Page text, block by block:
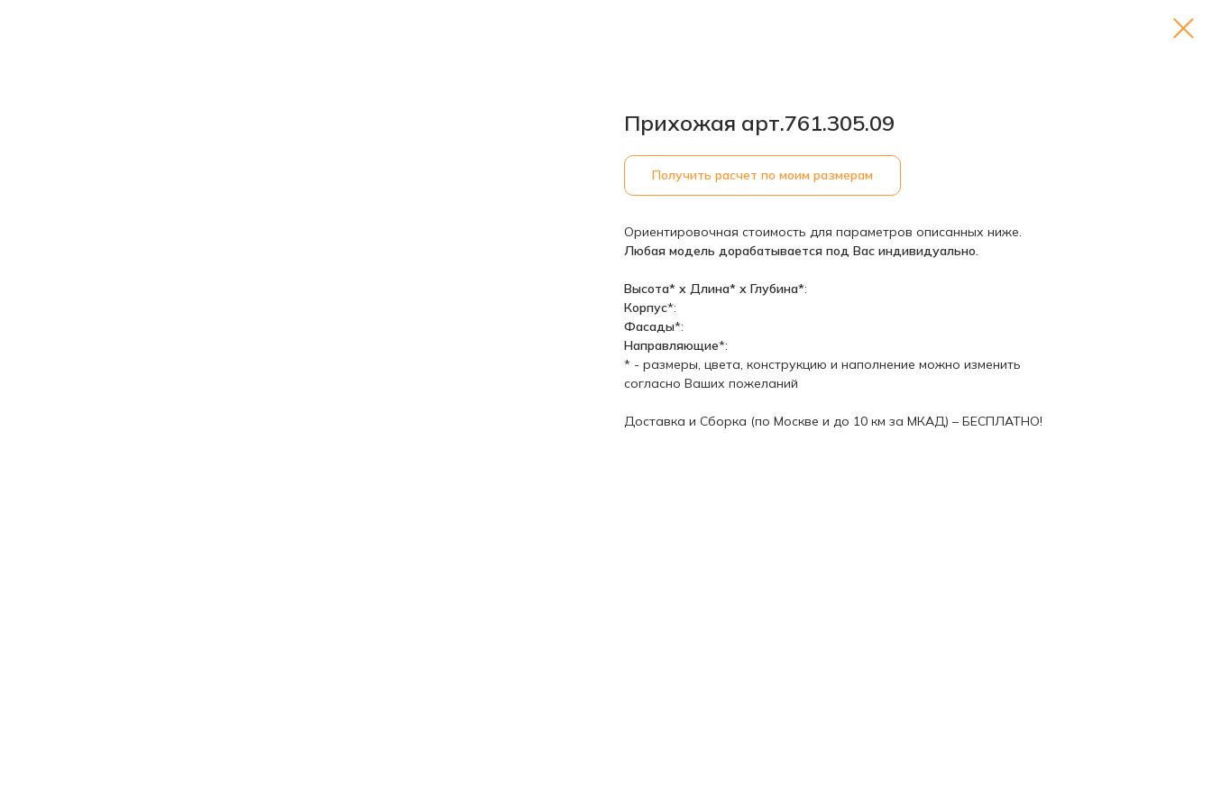
Прихожая арт.761.305.09
Получить расчет по моим размерам
Ориентировочная стоимость для параметров описанных ниже.
Любая модель дорабатывается под Вас индивидуально.
Высота* х Длина* х Глубина*:
Корпус*:
Фасады*:
Направляющие*:
* - размеры, цвета, конструкцию и наполнение можно изменить
согласно Ваших пожеланий
Доставка и Сборка (по Москве и до 10 км за МКАД) – БЕСПЛАТНО!